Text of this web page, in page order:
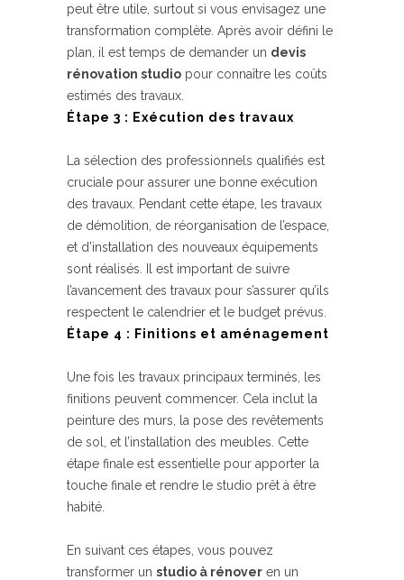
peut être utile, surtout si vous envisagez une
transformation complète. Après avoir défini le
plan, il est temps de demander un devis
rénovation studio pour connaître les coûts
estimés des travaux.
Étape 3 : Exécution des travaux
La sélection des professionnels qualifiés est
cruciale pour assurer une bonne exécution
des travaux. Pendant cette étape, les travaux
de démolition, de réorganisation de l’espace,
et d’installation des nouveaux équipements
sont réalisés. Il est important de suivre
l’avancement des travaux pour s’assurer qu’ils
respectent le calendrier et le budget prévus.
Étape 4 : Finitions et aménagement
Une fois les travaux principaux terminés, les
finitions peuvent commencer. Cela inclut la
peinture des murs, la pose des revêtements
de sol, et l’installation des meubles. Cette
étape finale est essentielle pour apporter la
touche finale et rendre le studio prêt à être
habité.
En suivant ces étapes, vous pouvez
transformer un studio à rénover en un